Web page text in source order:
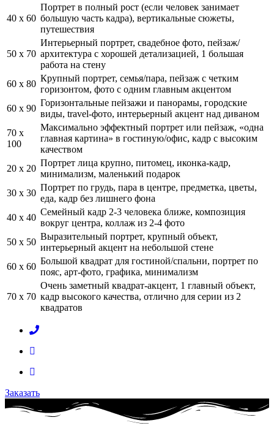
40 x 60
Портрет в полный рост (если человек занимает
большую часть кадра), вертикальные сюжеты,
путешествия
50 x 70
Интерьерный портрет, свадебное фото, пейзаж/
архитектура с хорошей детализацией, 1 большая
работа на стену
60 x 80
Крупный портрет, семья/пара, пейзаж с четким
горизонтом, фото с одним главным акцентом
60 x 90
Горизонтальные пейзажи и панорамы, городские
виды, travel-фото, интерьерный акцент над диваном
70 x
100
Максимально эффектный портрет или пейзаж, «одна
главная картина» в гостиную/офис, кадр с высоким
качеством
20 x 20
Портрет лица крупно, питомец, иконка-кадр,
минимализм, маленький подарок
30 x 30
Портрет по грудь, пара в центре, предметка, цветы,
еда, кадр без лишнего фона
40 x 40
Семейный кадр 2-3 человека ближе, композиция
вокруг центра, коллаж из 2-4 фото
50 x 50
Выразительный портрет, крупный объект,
интерьерный акцент на небольшой стене
60 x 60
Большой квадрат для гостиной/спальни, портрет по
пояс, арт-фото, графика, минимализм
70 x 70
Очень заметный квадрат-акцент, 1 главный объект,
кадр высокого качества, отлично для серии из 2
квадратов
Заказать